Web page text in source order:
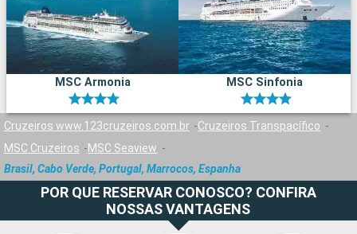
MSC Armonia MSC Sinfonia
Cruzeiros www.123cruzeiros.com.br
Cruzeiros Transpacífico
MSC Cruzeiros
MSC Seaview
Brasil, Cabo Verde, Portugal, Marrocos, Espanha
POR QUE RESERVAR CONOSCO? CONFIRA
NOSSAS VANTAGENS